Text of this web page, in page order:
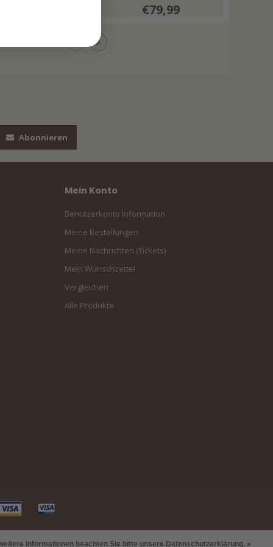
€79,99
Informationen beachten Sie bitte unsere Datenschutzerklärung. »
Abonnieren
Mein Konto
Benutzerkonto Information
Meine Bestellungen
Meine Nachrichten (Tickets)
Mein Wunschzettel
Vergleichen
Alle Produkte